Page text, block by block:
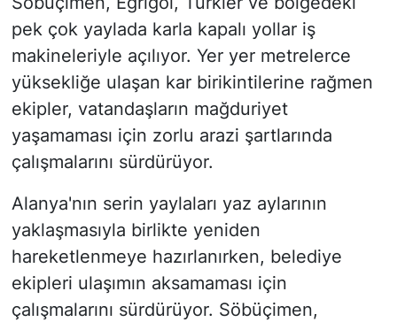
pek çok yaylada karla kapalı yollar iş
makineleriyle açılıyor. Yer yer metrelerce
yüksekliğe ulaşan kar birikintilerine rağmen
ekipler, vatandaşların mağduriyet
yaşamaması için zorlu arazi şartlarında
çalışmalarını sürdürüyor.
Alanya'nın serin yaylaları yaz aylarının
yaklaşmasıyla birlikte yeniden
hareketlenmeye hazırlanırken, belediye
ekipleri ulaşımın aksamaması için
çalışmalarını sürdürüyor. Söbüçimen,